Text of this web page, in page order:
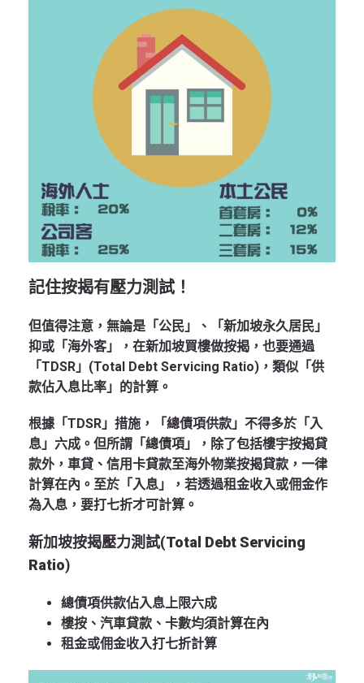
記住按揭有壓力測試！
但值得注意，無論是「公民」、「新加坡永久居民」
抑或「海外客」，在新加坡買樓做按揭，也要通過
「TDSR」(Total Debt Servicing Ratio) ，類似「供
款佔入息比率」的計算。
根據「TDSR」措施，「總債項供款」不得多於「入
息」六成。但所謂「總債項」，除了包括樓宇按揭貸
款外，車貸、信用卡貸款至海外物業按揭貸款，一律
計算在內。至於「入息」，若透過租金收入或佣金作
為入息，要打七折才可計算。
新加坡按揭壓力測試(Total Debt Servicing
Ratio)
總債項供款佔入息上限六成
樓按、汽車貸款、卡數均須計算在內
租金或佣金收入打七折計算